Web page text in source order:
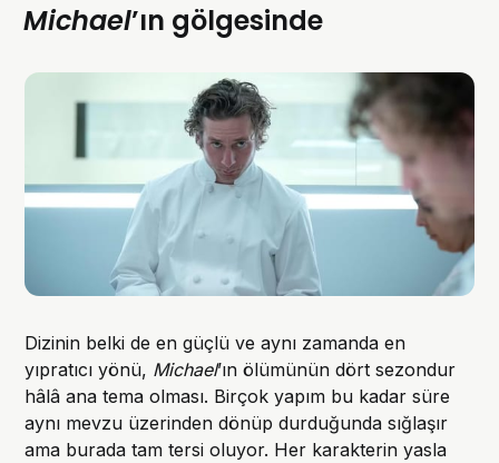
Michael’ın gölgesinde
Dizinin belki de en güçlü ve aynı zamanda en
yıpratıcı yönü, Michael’ın ölümünün dört sezondur
hâlâ ana tema olması. Birçok yapım bu kadar süre
aynı mevzu üzerinden dönüp durduğunda sığlaşır
ama burada tam tersi oluyor. Her karakterin yasla